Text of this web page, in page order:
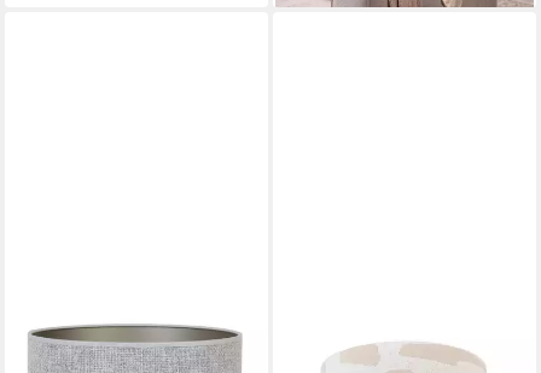
Lampenschirm Lampenschirm
Zylinder Leinen Hell Grau 20-
beige